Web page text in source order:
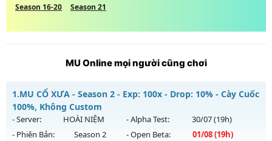
Season 16-20
Season 21
MU Online mọi người cũng chơi
1.MU CỔ XƯA - Season 2 - Exp: 100x - Drop: 10% - Cày Cuốc
100%, Không Custom
- Server: HOÀI NIỆM - Alpha Test: 30/07(19h)
- Phiên Bản:
Season 2 - Open Beta: 01/08(19h)